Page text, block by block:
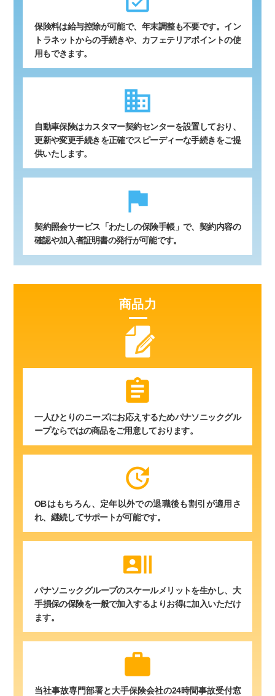
保険料は給与控除が可能で、年末調整も不要です。イン
トラネットからの手続きや、カフェテリアポイントの使
用もできます。
business
自動車保険はカスタマー契約センターを設置しており、
更新や変更手続きを正確でスピーディーな手続きをご提
供いたします。
flag
契約照会サービス「わたしの保険手帳」で、契約内容の
確認や加入者証明書の発行が可能です。
商品力
assignment
一人ひとりのニーズにお応えするためパナソニックグル
ープならではの商品をご用意しております。
update
OBはもちろん、定年以外での退職後も割引が適用さ
れ、継続してサポートが可能です。
recent_actors
パナソニックグループのスケールメリットを生かし、大
手損保の保険を一般で加入するよりお得に加入いただけ
ます。
work
当社事故専門部署と大手保険会社の24時間事故受付窓